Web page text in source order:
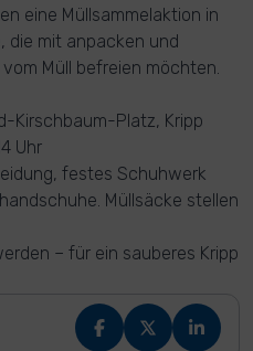
eine Müllsammelaktion in
die mit anpacken und
Müll befreien möchten.
Kirschbaum-Platz, Kripp
Uhr
festes Schuhwerk
Müllsäcke stellen
– für ein sauberes Kripp